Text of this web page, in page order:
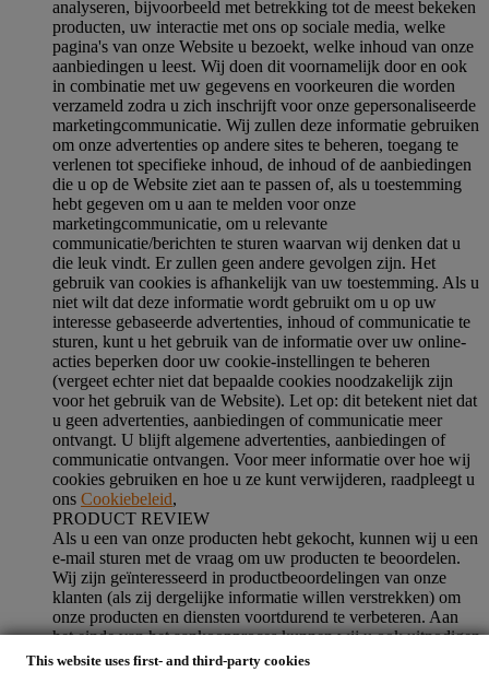
This website uses first- and third-party cookies
analyseren, bijvoorbeeld met betrekking tot de meest bekeken
producten, uw interactie met ons op sociale media, welke
pagina's van onze Website u bezoekt, welke inhoud van onze
aanbiedingen u leest. Wij doen dit voornamelijk door en ook
in combinatie met uw gegevens en voorkeuren die worden
verzameld zodra u zich inschrijft voor onze gepersonaliseerde
marketingcommunicatie. Wij zullen deze informatie gebruiken
om onze advertenties op andere sites te beheren, toegang te
verlenen tot specifieke inhoud, de inhoud of de aanbiedingen
die u op de Website ziet aan te passen of, als u toestemming
hebt gegeven om u aan te melden voor onze
marketingcommunicatie, om u relevante
communicatie/berichten te sturen waarvan wij denken dat u
die leuk vindt. Er zullen geen andere gevolgen zijn. Het
gebruik van cookies is afhankelijk van uw toestemming. Als u
niet wilt dat deze informatie wordt gebruikt om u op uw
interesse gebaseerde advertenties, inhoud of communicatie te
sturen, kunt u het gebruik van de informatie over uw online-
acties beperken door uw cookie-instellingen te beheren
(vergeet echter niet dat bepaalde cookies noodzakelijk zijn
voor het gebruik van de Website). Let op: dit betekent niet dat
u geen advertenties, aanbiedingen of communicatie meer
ontvangt. U blijft algemene advertenties, aanbiedingen of
communicatie ontvangen. Voor meer informatie over hoe wij
cookies gebruiken en hoe u ze kunt verwijderen, raadpleegt u
ons Cookiebeleid,
PRODUCT REVIEW
Als u een van onze producten hebt gekocht, kunnen wij u een
e-mail sturen met de vraag om uw producten te beoordelen.
Wij zijn geïnteresseerd in productbeoordelingen van onze
klanten (als zij dergelijke informatie willen verstrekken) om
onze producten en diensten voortdurend te verbeteren. Aan
het einde van het aankoopproces kunnen wij u ook uitnodigen
om uw productbeoordeling te schrijven. De beoordeling is